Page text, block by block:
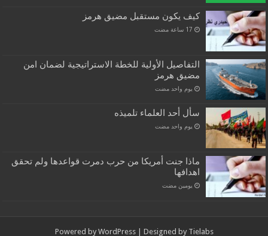
كيف يكون مستقبل مضيق هرمز
التفاصيل الأولية للخطة الاستراتيجية لضمان امن
مضيق هرمز
‏يوم واحد مضت
سأل أحد العلماء تلميذه
‏يوم واحد مضت
ماذا جنت أمريكا من حرب دمرت قواعدها ولم تحقق
اهدافها
‏يومين مضت
Powered by WordPress| Designed by Tielabs